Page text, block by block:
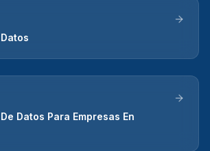
Datos Para Empresas En